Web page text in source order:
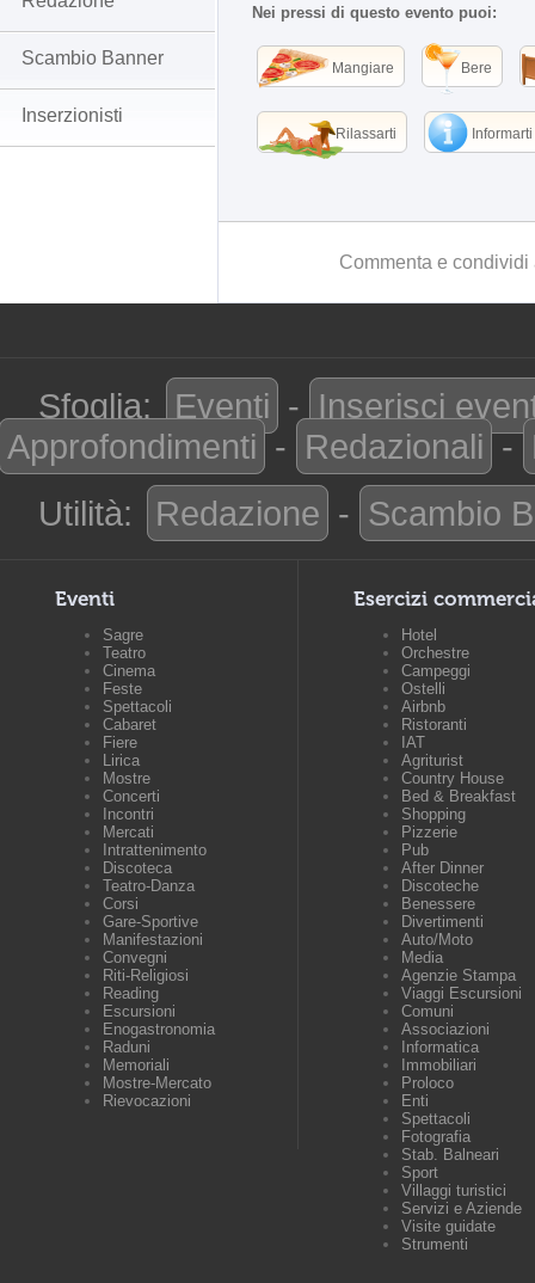
Nei pressi di questo evento puoi:
Mangiare Bere
Rilassarti Informarti
Commenta e
Scambio Banner
Inserzionisti
Sfoglia: Eventi - Inserisci
Approfondimenti - Redazionali -
Utilità:
Redazione - Scambio
Eventi
Sagre
Teatro
Cinema
Feste
Spettacoli
Cabaret
Fiere
Lirica
Mostre
Concerti
Incontri
Mercati
Intrattenimento
Discoteca
Teatro-Danza
Corsi
Gare-Sportive
Manifestazioni
Convegni
Riti-Religiosi
Reading
Escursioni
Enogastronomia
Raduni
Memoriali
Mostre-Mercato
Rievocazioni
Esercizi
Hotel
Orchestre
Campeggi
Ostelli
Airbnb
Ristoranti
IAT
Agriturist
Country House
Bed & Breakfast
Shopping
Pizzerie
Pub
After Dinner
Discoteche
Benessere
Divertimenti
Auto/Moto
Media
Agenzie Stampa
Viaggi Escursioni
Comuni
Associazioni
Informatica
Immobiliari
Proloco
Enti
Spettacoli
Fotografia
Stab. Balneari
Sport
Villaggi turistici
Servizi e Aziende
Visite guidate
Strumenti